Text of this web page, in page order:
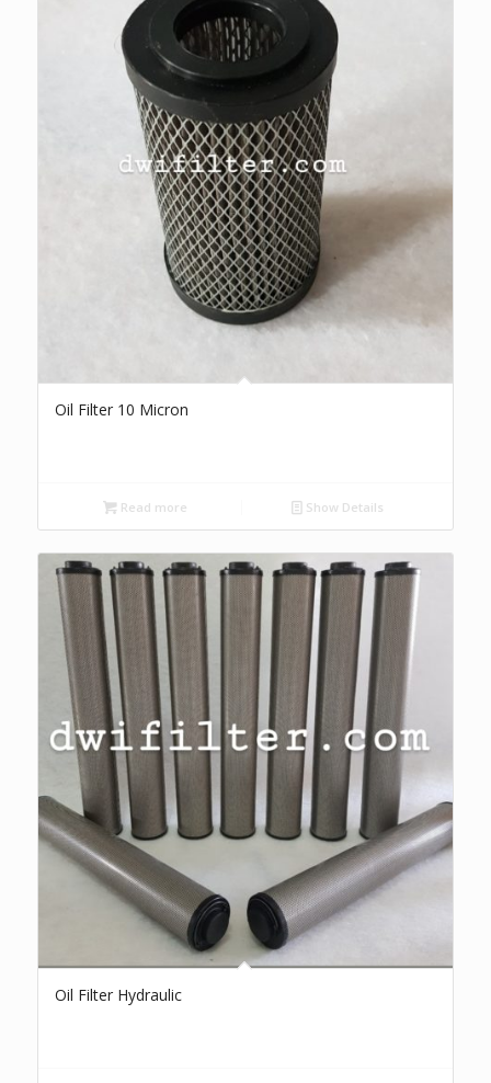
Oil Filter 10 Micron
Read more Show Details
Oil Filter Hydraulic